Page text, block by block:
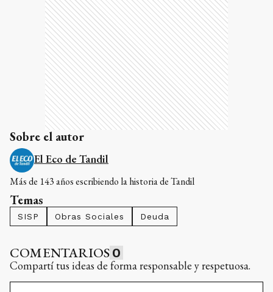
Sobre el autor
El Eco de Tandil
Más de 143 años escribiendo la historia de Tandil
Temas
SISP Obras Sociales Deuda
COMENTARIOS 0
Compartí tus ideas de forma responsable y respetuosa.